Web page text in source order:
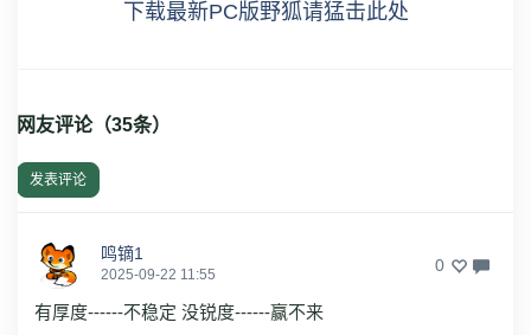
下载最新PC版野狐请猛击此处
网友评论（35条）
发表评论
鸣镝1
2025-09-22 11:55 0
有厚度------不稳定 没锐度------赢不来